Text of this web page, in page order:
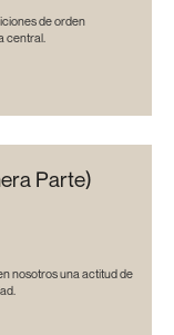
de orden
central.
Parte)
nosotros una actitud de